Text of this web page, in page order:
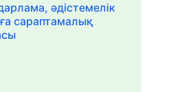
әдістемелік
сараптамалық